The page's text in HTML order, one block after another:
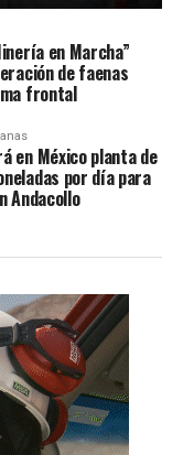
en Marcha”
de faenas
frontal
en México planta de
por día para
Andacollo